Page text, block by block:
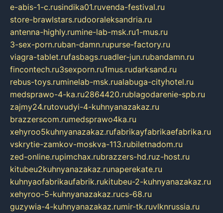
e-abis-1-c.rusindika01.ruvenda-festival.ru
store-brawlstars.rudooraleksandria.ru
antenna-highly.rumine-lab-msk.ru1-mus.ru
3-sex-porn.ruban-damn.rupurse-factory.ru
viagra-tablet.rufasbags.ruadler-jun.rubandamn.ru
fincontech.ru3sexporn.ru1mus.rudarksand.ru
rebus-toys.ruminelab-msk.rualabuga-cityhotel.ru
medsprawo-4-ka.ru2864420.rublagodarenie-spb.ru
zajmy24.rutovudyi-4-kuhnyanazakaz.ru
brazzerscom.rumedsprawo4ka.ru
xehyroo5kuhnyanazakaz.rufabrikayfabrikaefabrika.ru
vskrytie-zamkov-moskva-113.rubiletnadom.ru
zed-online.rupimchax.rubrazzers-hd.ruz-host.ru
kitubeu2kuhnyanazakaz.runaperekate.ru
kuhnyaofabrikaufabrik.rukitubeu-2-kuhnyanazakaz.ru
xehyroo-5-kuhnyanazakaz.rucs-68.ru
guzywia-4-kuhnyanazakaz.rumir-tk.ruvlknrussia.ru